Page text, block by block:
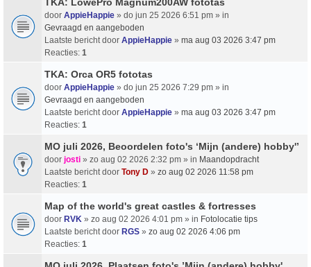
door AppieHappie » do jun 25 2026 6:51 pm » in
Gevraagd en aangeboden
Laatste bericht door AppieHappie » ma aug 03 2026 3:47 pm
Reacties: 1
TKA: Orca OR5 fototas
door AppieHappie » do jun 25 2026 7:29 pm » in
Gevraagd en aangeboden
Laatste bericht door AppieHappie » ma aug 03 2026 3:47 pm
Reacties: 1
MO juli 2026, Beoordelen foto's ‘Mijn (andere) hobby'’
door josti » zo aug 02 2026 2:32 pm » in Maandopdracht
Laatste bericht door Tony D » zo aug 02 2026 11:58 pm
Reacties: 1
Map of the world's great castles & fortresses
door RVK » zo aug 02 2026 4:01 pm » in Fotolocatie tips
Laatste bericht door RGS » zo aug 02 2026 4:06 pm
Reacties: 1